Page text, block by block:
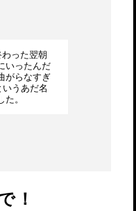
った翌朝
いったんだ
がらなすぎ
うあだ名
。
！